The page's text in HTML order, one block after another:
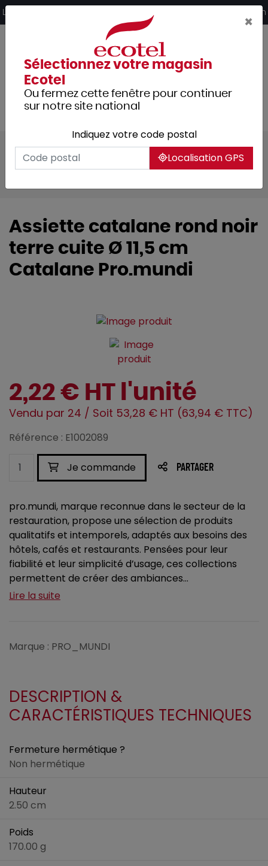
Livraison offerte dès 249€ HT d’achat et retrait 2h en magasin
Tous les produits
Arts de la table
Vaisselle
Vaisselle culinaire
Assiette catalane rond noir
terre cuite Ø 11,5 cm
Catalane Pro.mundi
2,22 € HT l'unité
Vendu par 24 / Soit 53,28 € HT (63,94 € TTC)
Référence : E1002089
Je commande PARTAGER
pro.mundi, marque reconnue dans le secteur de la
restauration, propose une sélection de produits
qualitatifs et intemporels, adaptés aux besoins des
hôtels, cafés et restaurants. Pensées pour leur
fiabilité et leur simplicité d’usage, ces collections
permettent de créer des ambiances...
Lire la suite
Marque : PRO_MUNDI
DESCRIPTION &
CARACTÉRISTIQUES TECHNIQUES
Fermeture hermétique ?
Non hermétique
Hauteur
2.50 cm
Poids
170.00 g
×
Sélectionnez votre magasin
Ecotel
Ou fermez cette fenêtre pour continuer
sur notre site national
Indiquez votre code postal
Localisation GPS
Panneau de gestion des cookies